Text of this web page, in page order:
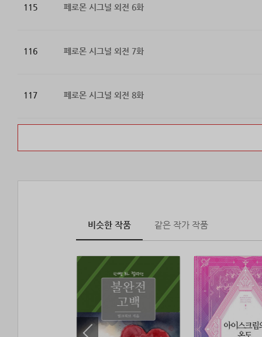
115 페로몬 시그널 외전 6화
116 페로몬 시그널 외전 7화
117 페로몬 시그널 외전 8화
비슷한 작품 같은 작가 작품